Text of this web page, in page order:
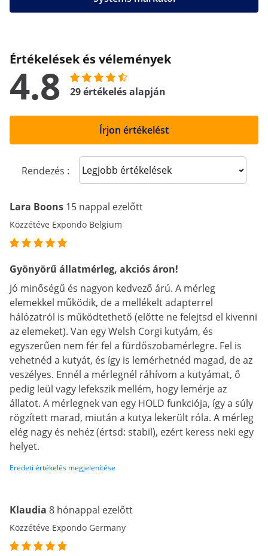
Értékelések és vélemények
4.8 29 értékelés alapján
Írjon értékelést
Rendezés : Sort reviews
Lara Boons 15 nappal ezelőtt
Közzétéve Expondo Belgium
Gyönyörű állatmérleg, akciós áron!
Jó minőségű és nagyon kedvező árú. A mérleg
elemekkel működik, de a mellékelt adapterrel
hálózatról is működtethető (előtte ne felejtsd el kivenni
az elemeket). Van egy Welsh Corgi kutyám, és
egyszerűen nem fér fel a fürdőszobamérlegre. Fel is
vehetnéd a kutyát, és így is lemérhetnéd magad, de az
veszélyes. Ennél a mérlegnél ráhívom a kutyámat, ő
pedig leül vagy lefekszik mellém, hogy lemérje az
állatot. A mérlegnek van egy HOLD funkciója, így a súly
rögzített marad, miután a kutya lekerült róla. A mérleg
elég nagy és nehéz (értsd: stabil), ezért keress neki egy
helyet.
Eredeti értékelés megjelenítése
Klaudia 8 hónappal ezelőtt
Közzétéve Expondo Germany